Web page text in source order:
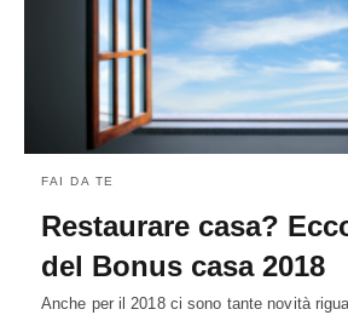
FAI DA TE
Restaurare casa?
del Bonus casa 2018
Anche per il 2018 ci sono tante novità